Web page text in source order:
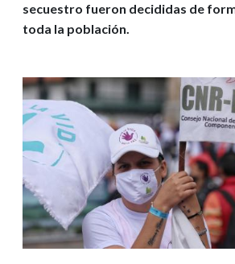
secuestro fueron decididas de
toda la población.